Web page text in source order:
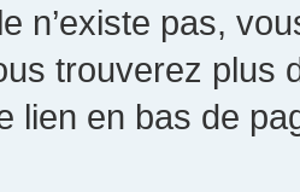
n’existe pas,
trouverez plus
lien en bas de